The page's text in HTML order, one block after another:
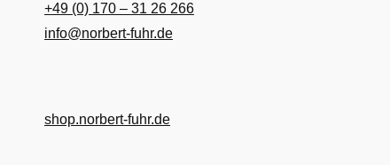
+49 (0) 170 – 31 26 266
info@norbert-fuhr.de
shop.norbert-fuhr.de